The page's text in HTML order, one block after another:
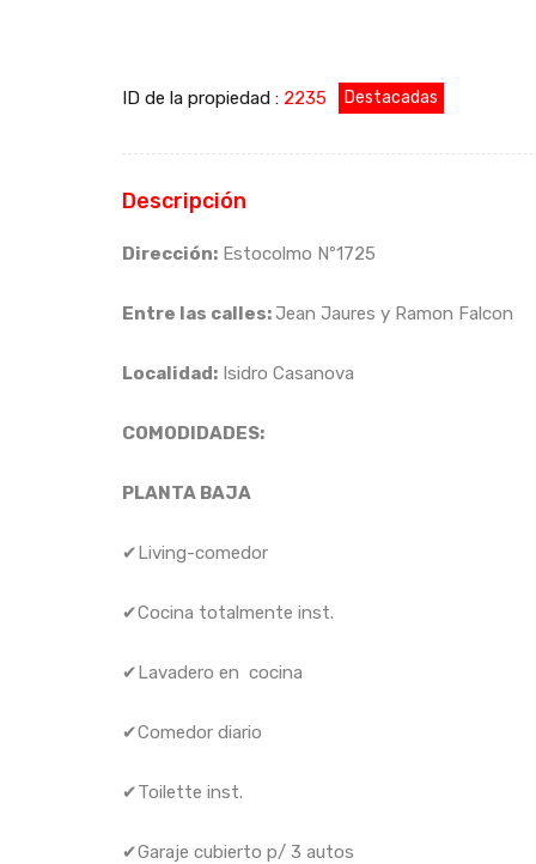
ID de la propiedad : 2235 Destacadas
Descripción
Dirección: Estocolmo Nº1725
Entre las calles:Jean Jaures y Ramon Falcon
Localidad: Isidro Casanova
COMODIDADES:
PLANTA BAJA
✔Living-comedor
✔Cocina totalmente inst.
✔Lavadero en cocina
✔Comedor diario
✔Toilette inst.
✔Garaje cubierto p/ 3 autos